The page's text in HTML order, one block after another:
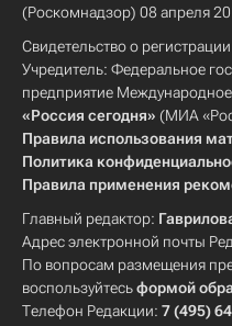
(Роскомнадзор) 08 апреля
Свидетельство о
Учредитель: Федеральное
предприятие
«Россия сегодня» (МИА
Правила использования
Политика
Правила применения
Главный редактор:
Адрес электронной почты
По вопросам размещения
воспользуйтесьформой
Телефон Редакции: 7 (495)